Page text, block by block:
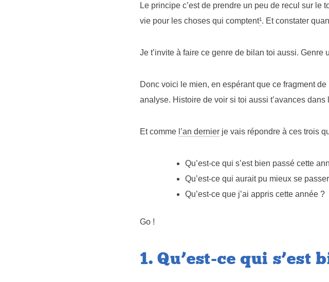
Le principe c’est de prendre un peu de recul sur
vie pour les choses qui comptent¹. Et constater
Je t’invite à faire ce genre de bilan toi aussi. Genre
Donc voici le mien, en espérant que ce fragment
analyse. Histoire de voir si toi aussi t’avances
Et comme l’an dernier je vais répondre à ces trois
Qu’est-ce qui s’est bien passé cette
Qu’est-ce qui aurait pu mieux se
Qu’est-ce que j’ai appris cette année ?
Go !
1. Qu’est-ce qui s’est